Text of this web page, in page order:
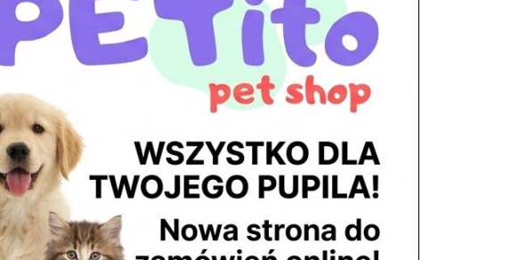
Godziny pracy
pon. – piąt. 10.00 – 19.00
sob. 8.00 – 15.00
niedz. zamknięte